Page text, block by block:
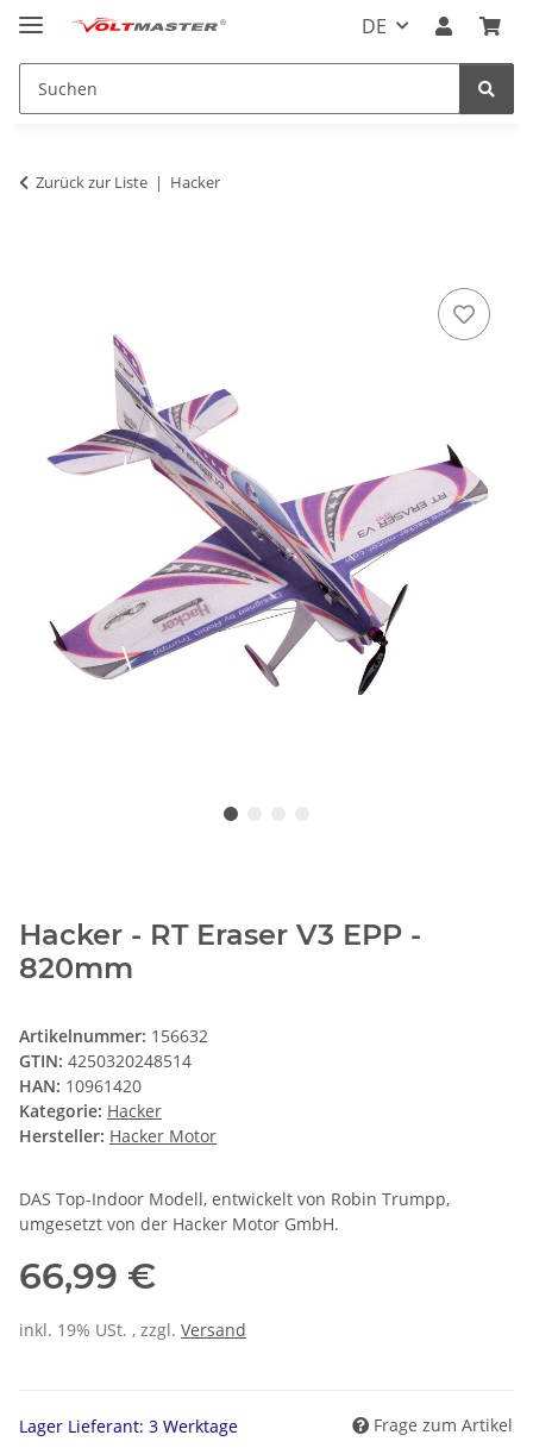
DE
Zurück zur Liste Hacker
Hacker - RT Eraser V3 EPP -
820mm
Artikelnummer: 156632
GTIN: 4250320248514
HAN: 10961420
Kategorie: Hacker
Hersteller: Hacker Motor
DAS Top-Indoor Modell, entwickelt von Robin Trumpp,
umgesetzt von der Hacker Motor GmbH.
66,99 €
inkl. 19% USt. , zzgl. Versand
Lager Lieferant: 3 Werktage Frage zum Artikel